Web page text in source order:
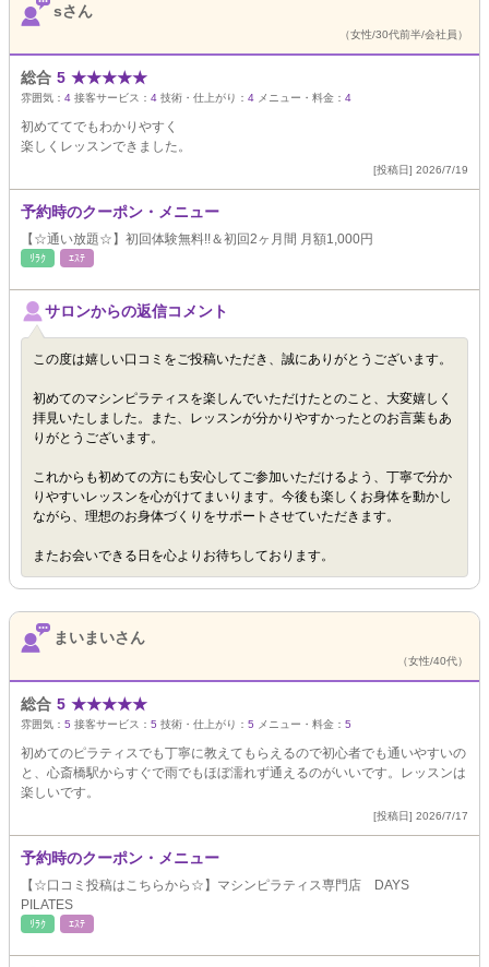
sさん
（女性/30代前半/会社員）
総合 5 ★★★★★
雰囲気： 4 接客サービス： 4 技術・仕上がり： 4 メニュー・料金： 4
初めててでもわかりやすく
楽しくレッスンできました。
[投稿日] 2026/7/19
予約時のクーポン・メニュー
【☆通い放題☆】初回体験無料!!＆初回2ヶ月間 月額1,000円
ﾘﾗｸ ｴｽﾃ
サロンからの返信コメント
この度は嬉しい口コミをご投稿いただき、誠にありがとうございます。
初めてのマシンピラティスを楽しんでいただけたとのこと、大変嬉しく
拝見いたしました。また、レッスンが分かりやすかったとのお言葉もあ
りがとうございます。
これからも初めての方にも安心してご参加いただけるよう、丁寧で分か
りやすいレッスンを心がけてまいります。今後も楽しくお身体を動かし
ながら、理想のお身体づくりをサポートさせていただきます。
またお会いできる日を心よりお待ちしております。
まいまいさん
（女性/40代）
総合 5 ★★★★★
雰囲気： 5 接客サービス： 5 技術・仕上がり： 5 メニュー・料金： 5
初めてのピラティスでも丁寧に教えてもらえるので初心者でも通いやすいの
と、心斎橋駅からすぐで雨でもほぼ濡れず通えるのがいいです。レッスンは
楽しいです。
[投稿日] 2026/7/17
予約時のクーポン・メニュー
【☆口コミ投稿はこちらから☆】マシンピラティス専門店 DAYS
PILATES
ﾘﾗｸ ｴｽﾃ